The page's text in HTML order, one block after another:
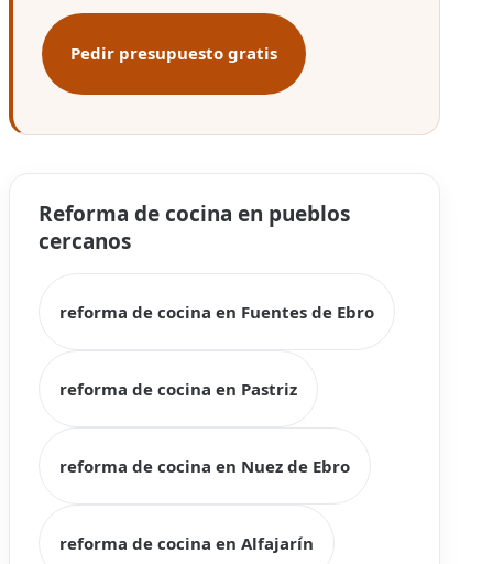
Pedir presupuesto gratis
Reforma de cocina en pueblos
cercanos
reforma de cocina en Fuentes de Ebro
reforma de cocina en Pastriz
reforma de cocina en Nuez de Ebro
reforma de cocina en Alfajarín